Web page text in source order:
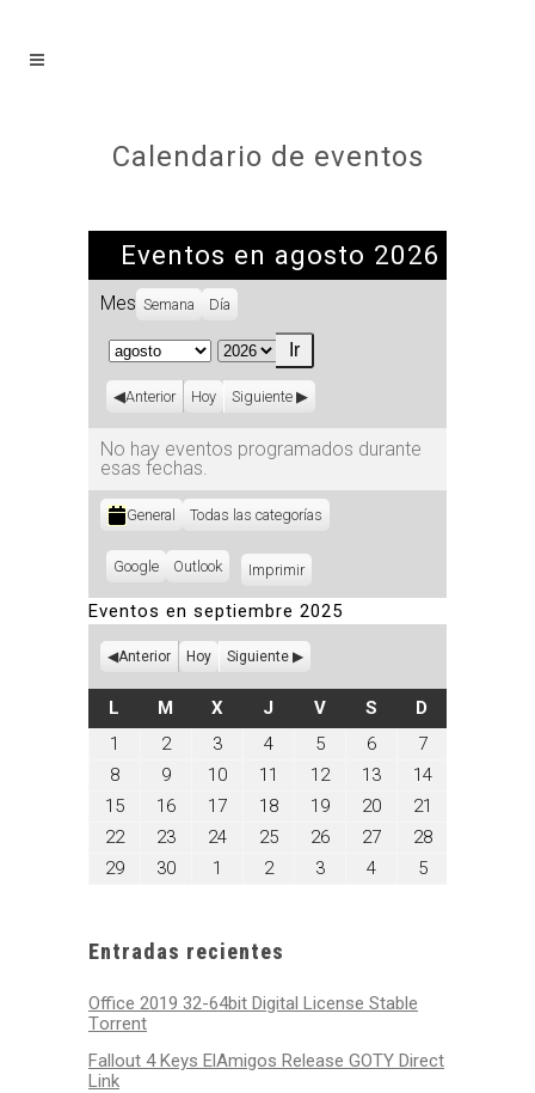
Calendario de eventos
Eventos en agosto 2026
Mes Semana Día
Mes
Año
Anterior Hoy Siguiente
No hay eventos programados durante
esas fechas.
Categorías
General Todas las categorías
Subscribe
Google
Subscribe
Outlook ImprimirVistas
Eventos en septiembre 2025
Anterior Hoy Siguiente
L LUNES
M MARTES
XMIÉRCOLES
J JUEVES
VVIERNES
SSÁBADO
D
1
septiembre
2025
2septiembre
2025
3septiembre
3,
2025
4septiembre
4,
2025
5septiembre
5,
2025
6septiembre
6,
2025
7septiembre
7,
2025
8septiembre
8,
2025
9septiembre
9,
2025
10septiembre
10,
11
septiembre
2025
12septiembre
2025
13septiembre
2025
14septiembre
15septiembre
2025
16septiembre
2025
17septiembre
2025
18septiembre
18,
2025
19septiembre
2025
20septiembre
20,
2025
21
21,
2025
22septiembre
2025
23septiembre
2025
24septiembre
25septiembre
26septiembre
27septiembre
28septiembre
29septiembre
30septiembre
1
octubre
2octubre
3octubre
4octubre
5octubre
Entradas recientes
Office 2019 32-64bit Digital License Stable
Tоrrеnt
Fallout 4 Keys ElAmigos Release GOTY Direct
Link